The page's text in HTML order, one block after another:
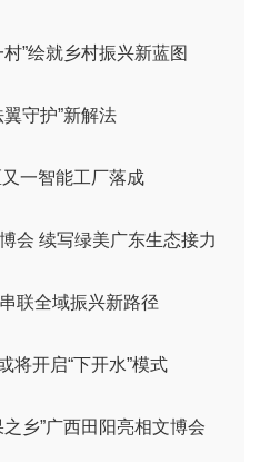
”绘就乡村振兴新蓝图
守护”新解法
一智能工厂落成
会 续写绿美广东生态接力
联全域振兴新路径
将开启“下开水”模式
乡”广西田阳亮相文博会